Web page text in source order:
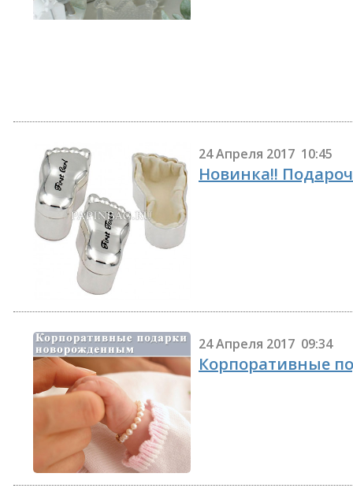
24 Апреля 2017 10:45
Новинка!!
24 Апреля 2017 09:34
Корпоративные